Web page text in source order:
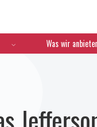
Was wir